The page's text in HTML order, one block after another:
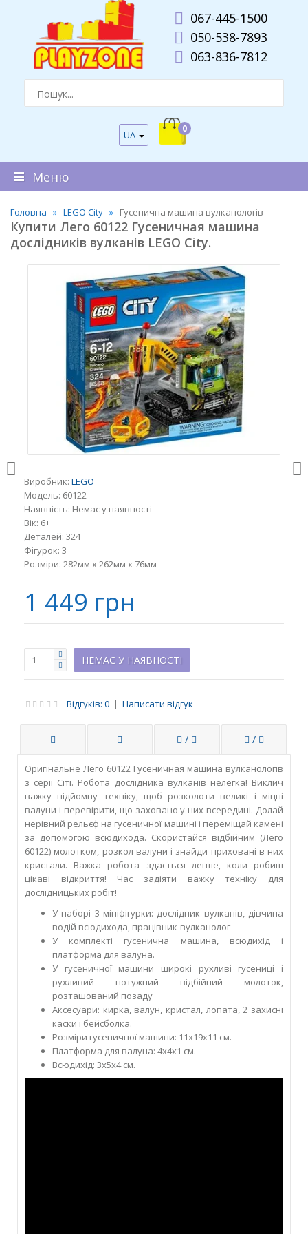
067-445-1500
050-538-7893
063-836-7812
UA
0
Меню
Головна LEGO City Гусенична машина вулканологів
Купити Лего 60122 Гусеничная машина
дослідників вулканів LEGO City.
Виробник: LEGO
Модель: 60122
Наявність: Немає у наявності
Вік: 6+
Деталей: 324
Фігурок: 3
Розміри: 282мм x 262мм x 76мм
1 449 грн
НЕМАЄ У НАЯВНОСТІ
Відгуків: 0 | Написати відгук
/ /
Оригінальне Лего 60122 Гусеничная машина вулканологів
з серії Сіті. Робота дослідника вулканів нелегка! Виклич
важку підйомну техніку, щоб розколоти великі і міцні
валуни і перевірити, що заховано у них всередині. Долай
нерівний рельєф на гусеничної машині і переміщай камені
за допомогою всюдихода. Скористайся відбійним (Лего
60122) молотком, розкол валуни і знайди приховані в них
кристали. Важка робота здається легше, коли робиш
цікаві відкриття! Час задіяти важку техніку для
дослідницьких робіт!
У наборі 3 мініфігурки: дослідник вулканів, дівчина
водій всюдихода, працівник-вулканолог
У комплекті гусенична машина, всюдихід і
платформа для валуна.
У гусеничної машини широкі рухливі гусениці і
рухливий потужний відбійний молоток,
розташований позаду
Аксесуари: кирка, валун, кристал, лопата, 2 захисні
каски і бейсболка.
Розміри гусеничної машини: 11х19х11 см.
Платформа для валуна: 4х4х1 см.
Всюдихід: 3х5х4 см.